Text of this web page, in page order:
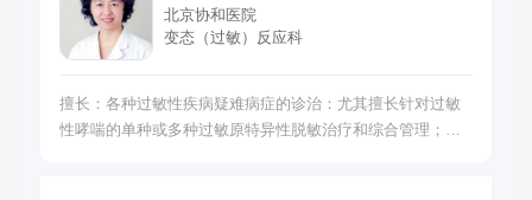
北京协和医院
变态（过敏）反应科
擅长：各种过敏性疾病疑难病症的诊治：尤其擅长针对过敏
性哮喘的单种或多种过敏原特异性脱敏治疗和综合管理；擅